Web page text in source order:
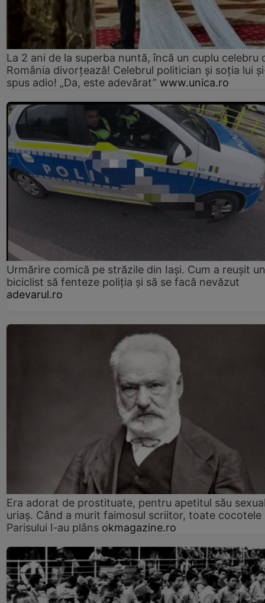
La 2 ani de la superba nuntă, încă un cuplu celebru
România divorțează! Celebrul politician și soția lui
spus adio! „Da, este adevărat” www.unica.ro
Urmărire comică pe străzile din Iași. Cum a reușit un
biciclist să fenteze poliția și să se facă nevăzut
adevarul.ro
Era adorat de prostituate, pentru apetitul său
uriaș. Când a murit faimosul scriitor, toate cocotele
Parisului l-au plâns okmagazine.ro